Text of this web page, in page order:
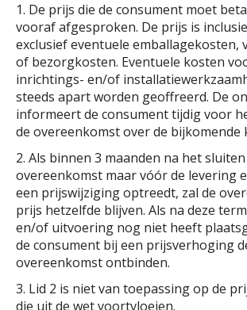
1. De prijs die de consument moet
vooraf afgesproken. De prijs is
exclusief eventuele emballagekosten,
of bezorgkosten. Eventuele kosten
inrichtings- en/of
steeds apart worden geoffreerd. De
informeert de consument tijdig voor
de overeenkomst over de bijkomende
2. Als binnen 3 maanden na het
overeenkomst maar vóór de levering
een prijswijziging optreedt, zal de
prijs hetzelfde blijven. Als na deze
en/of uitvoering nog niet heeft
de consument bij een prijsverhoging
overeenkomst ontbinden.
3. Lid 2 is niet van toepassing op de
die uit de wet voortvloeien.